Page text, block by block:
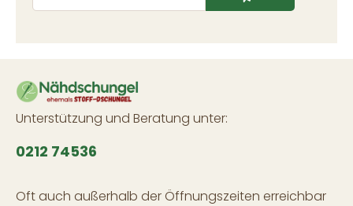
Unterstützung und Beratung unter:
0212 74536
Oft auch außerhalb der Öffnungszeiten erreichbar